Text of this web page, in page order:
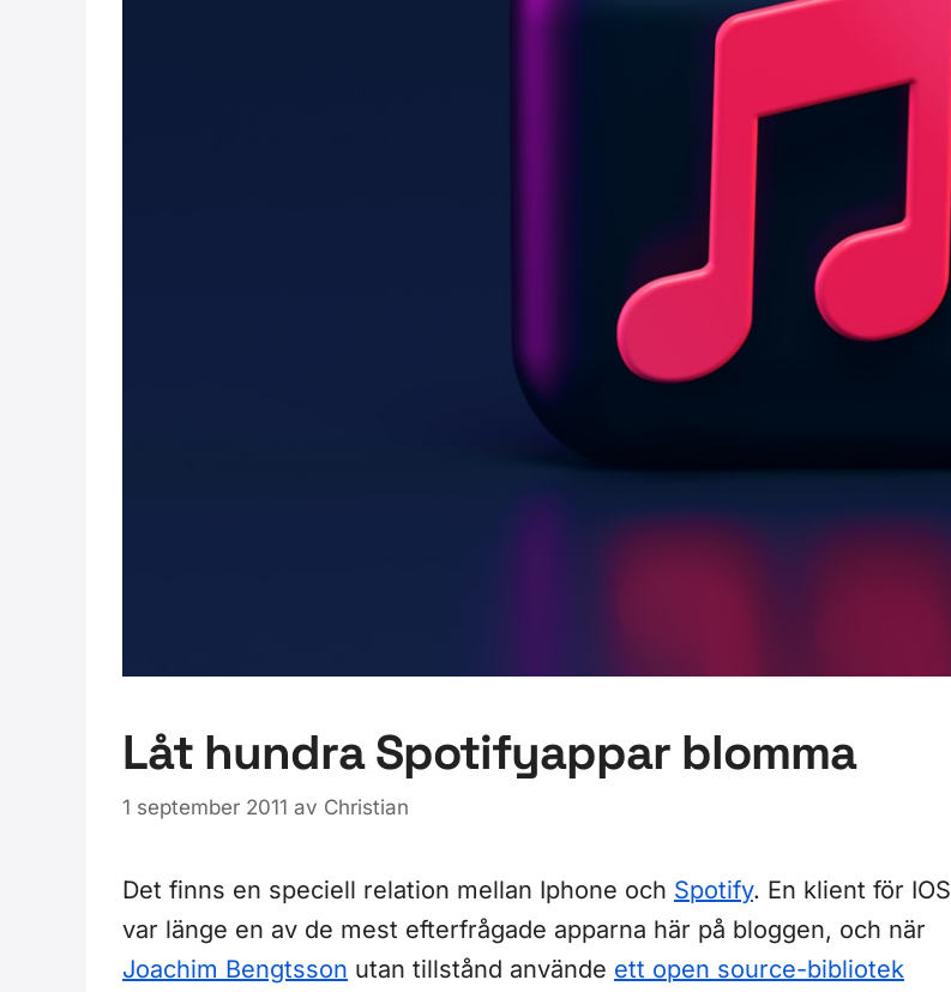
Låt hundra Spotifyappar blomma
1 september 2011 av Christian
Det finns en speciell relation mellan Iphone och Spotify. En klient för IOS
var länge en av de mest efterfrågade apparna här på bloggen, och när
Joachim Bengtsson utan tillstånd använde ett open source-bibliotek